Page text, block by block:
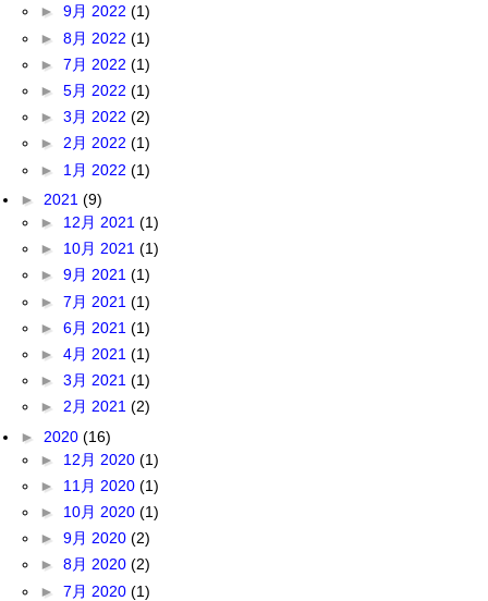
► 9月 2022 (1)
► 8月 2022 (1)
► 7月 2022 (1)
► 5月 2022 (1)
► 3月 2022 (2)
► 2月 2022 (1)
► 1月 2022 (1)
► 2021 (9)
► 12月 2021 (1)
► 10月 2021 (1)
► 9月 2021 (1)
► 7月 2021 (1)
► 6月 2021 (1)
► 4月 2021 (1)
► 3月 2021 (1)
► 2月 2021 (2)
► 2020 (16)
► 12月 2020 (1)
► 11月 2020 (1)
► 10月 2020 (1)
► 9月 2020 (2)
► 8月 2020 (2)
► 7月 2020 (1)